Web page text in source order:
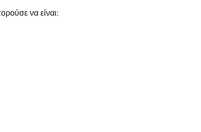
να είναι: